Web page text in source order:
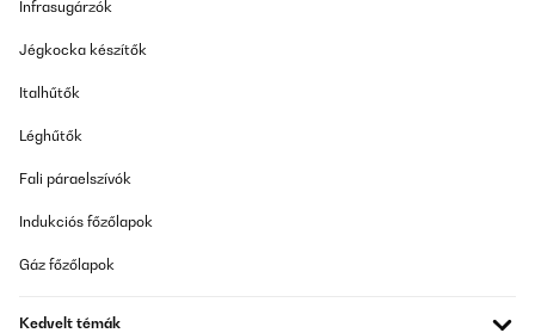
Infrasugárzók
Jégkocka készítők
Italhűtők
Léghűtők
Fali páraelszívók
Indukciós főzőlapok
Gáz főzőlapok
Kedvelt témák